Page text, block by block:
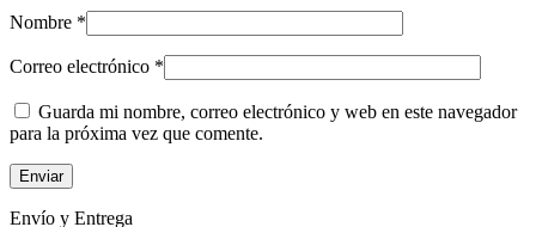
Nombre *
Correo electrónico *
Guarda mi nombre, correo electrónico y web en este navegador
para la próxima vez que comente.
Envío y Entrega